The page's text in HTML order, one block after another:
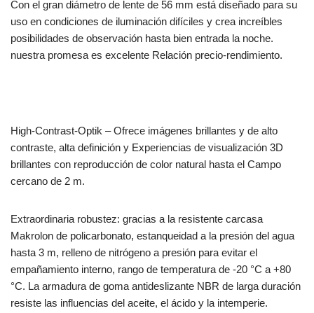
Con el gran diámetro de lente de 56 mm está diseñado para su
uso en condiciones de iluminación difíciles y crea increíbles
posibilidades de observación hasta bien entrada la noche.
nuestra promesa es excelente Relación precio-rendimiento.
High-Contrast-Optik – Ofrece imágenes brillantes y de alto
contraste, alta definición y Experiencias de visualización 3D
brillantes con reproducción de color natural hasta el Campo
cercano de 2 m.
Extraordinaria robustez: gracias a la resistente carcasa
Makrolon de policarbonato, estanqueidad a la presión del agua
hasta 3 m, relleno de nitrógeno a presión para evitar el
empañamiento interno, rango de temperatura de -20 °C a +80
°C. La armadura de goma antideslizante NBR de larga duración
resiste las influencias del aceite, el ácido y la intemperie.